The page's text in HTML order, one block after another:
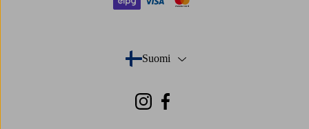
Suomi
- Valitse maa